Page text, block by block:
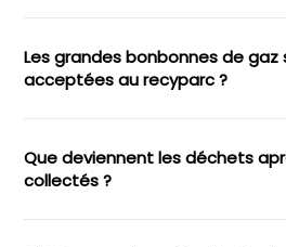
Les grandes bonbonnes de
acceptées au recyparc ?
Que deviennent les déchets
collectés ?